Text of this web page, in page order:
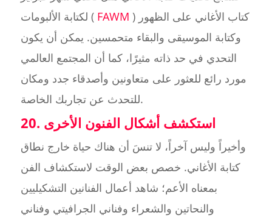
لكتابة الألبومات ( FAWM ) كتاب الأغاني على الظهور
وكتابة الموسيقى والبقاء متحمسين. يمكن أن يكون
التحدي في حد ذاته مثيرًا، كما أن المجتمع العالمي
مورد رائع للعثور على متعاونين وأصدقاء جدد ومكان
للتحدث عن تجاربك الخاصة.
20. استكشف أشكال الفنون الأخرى
وأخيراً وليس آخراً، لا تنسَ أن هناك حياة خارج نطاق
كتابة الأغاني. خصص بعض الوقت لاستكشاف الفن
بمعناه الأعم؛ شاهد أعمال الفنانين التشكيليين
والنحاتين والشعراء وفناني الجرافيتي وفناني